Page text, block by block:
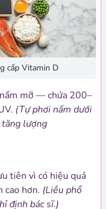
cấp Vitamin D
mỡ — chứa 200–
(Tự phơi nấm dưới
lượng
tiên vì có hiệu quả
cao hơn. (Liều phổ
định bác sĩ.)